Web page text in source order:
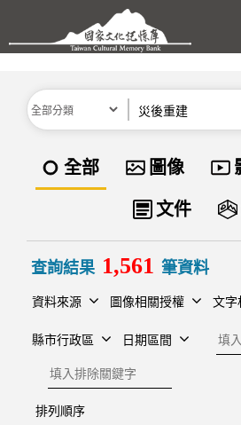
跳到主要內容區塊
分類
資料
全部 圖像
文件
查詢結果 1,561 筆資料
資料來源 圖像相關授權 文字
縣市行政區 日期區間
建
排除關鍵字
排列順序